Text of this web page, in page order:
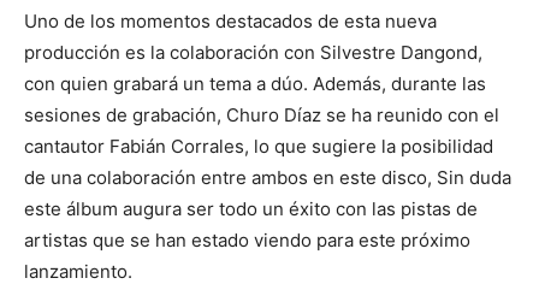
Uno de los momentos destacados de esta nueva
producción es la colaboración con Silvestre Dangond,
con quien grabará un tema a dúo. Además, durante las
sesiones de grabación, Churo Díaz se ha reunido con el
cantautor Fabián Corrales, lo que sugiere la posibilidad
de una colaboración entre ambos en este disco, Sin duda
este álbum augura ser todo un éxito con las pistas de
artistas que se han estado viendo para este próximo
lanzamiento.